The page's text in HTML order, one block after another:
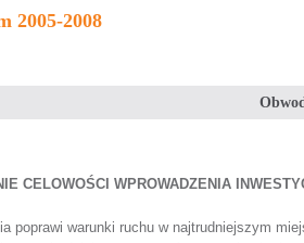
2005-2008
CELOWOŚCI WPROWADZENIA
poprawi warunki ruchu w najtrudniejszym